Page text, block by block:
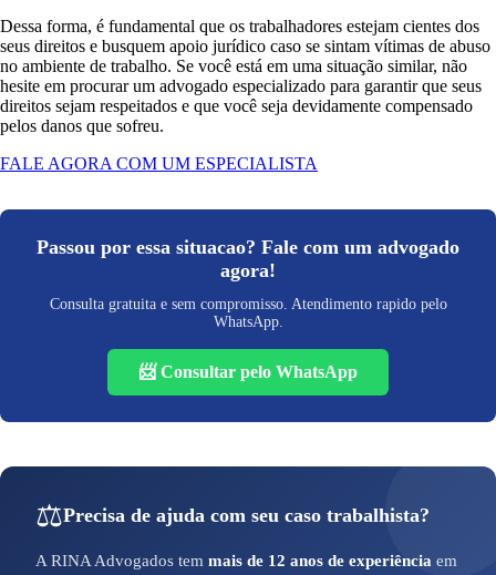
Dessa forma, é fundamental que os trabalhadores estejam cientes dos
seus direitos e busquem apoio jurídico caso se sintam vítimas de abuso
no ambiente de trabalho. Se você está em uma situação similar, não
hesite em procurar um advogado especializado para garantir que seus
direitos sejam respeitados e que você seja devidamente compensado
pelos danos que sofreu.
FALE AGORA COM UM ESPECIALISTA
Passou por essa situacao? Fale com um advogado
agora!
Consulta gratuita e sem compromisso. Atendimento rapido pelo
WhatsApp.
📨 Consultar pelo WhatsApp
⚖️Precisa de ajuda com seu caso trabalhista?
A RINA Advogados tem mais de 12 anos de experiência em